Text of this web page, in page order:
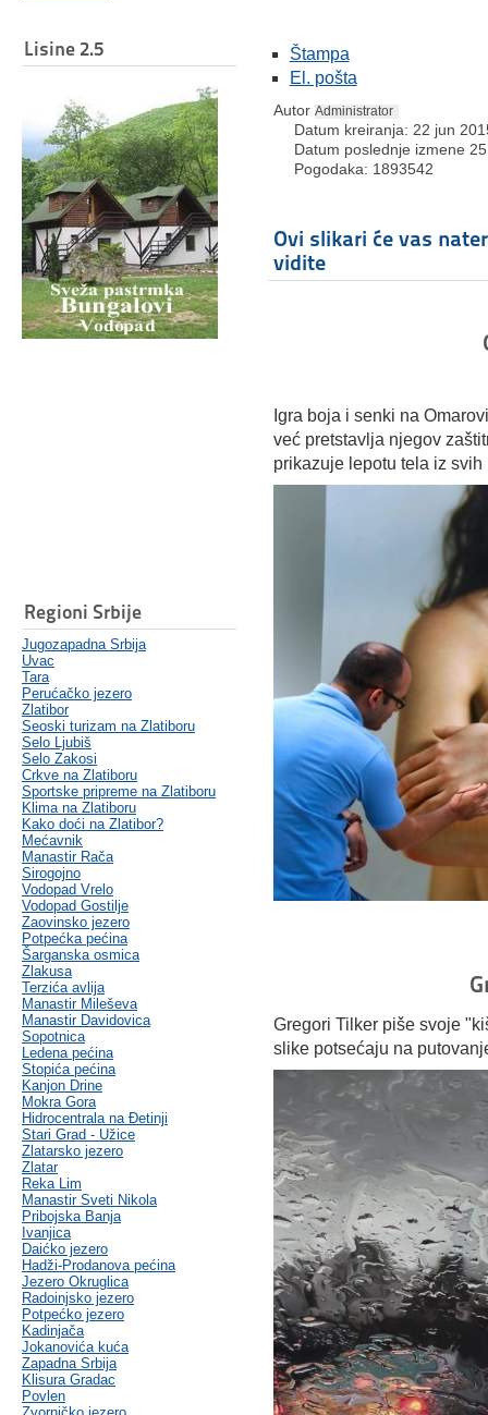
Lisine 2.5
Regioni Srbije
Jugozapadna Srbija
Uvac
Tara
Perućačko jezero
Zlatibor
Seoski turizam na Zlatiboru
Selo Ljubiš
Selo Zakosi
Crkve na Zlatiboru
Sportske pripreme na Zlatiboru
Klima na Zlatiboru
Kako doći na Zlatibor?
Mećavnik
Manastir Rača
Sirogojno
Vodopad Vrelo
Vodopad Gostilje
Zaovinsko jezero
Potpećka pećina
Šarganska osmica
Zlakusa
Terzića avlija
Manastir Mileševa
Manastir Davidovica
Sopotnica
Ledena pećina
Stopića pećina
Kanjon Drine
Mokra Gora
Hidrocentrala na Đetinji
Stari Grad - Užice
Zlatarsko jezero
Zlatar
Reka Lim
Manastir Sveti Nikola
Pribojska Banja
Ivanjica
Daićko jezero
Hadži-Prodanova pećina
Jezero Okruglica
Radoinjsko jezero
Potpećko jezero
Kadinjača
Jokanovića kuća
Zapadna Srbija
Klisura Gradac
Povlen
Štampa
El. pošta
Autor Administrator
Datum kreiranja: 22 jun
Datum poslednje izmene
Pogodaka: 1893542
Ovi slikari će vas
vidite
Igra boja i senki na
već pretstavlja njegov
prikazuje lepotu tela iz svih
Gregori Tilker piše svoje
slike potsećaju na